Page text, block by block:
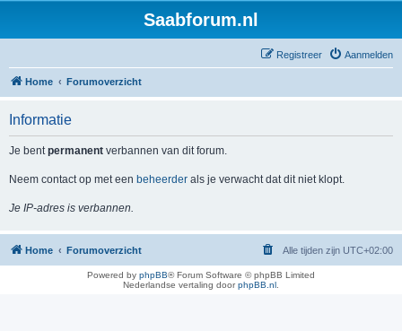
Saabforum.nl
Aanmelden
Registreer
Home Forumoverzicht
Informatie
Je bentpermanent verbannen van dit forum.
Neem contact op met een beheerder als je verwacht dat dit niet klopt.
Je IP-adres is verbannen.
Home Forumoverzicht Alle tijden zijn UTC+02:00
Powered by phpBB® Forum Software © phpBB Limited
Nederlandse vertaling doorphpBB.nl